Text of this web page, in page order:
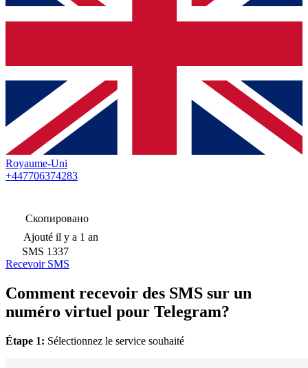
Royaume-Uni
+447706374283
Скопировано
Ajouté il y a 1 an
SMS 1337
Recevoir SMS
Comment recevoir des SMS sur un
numéro virtuel pour Telegram?
Étape 1: Sélectionnez le service souhaité